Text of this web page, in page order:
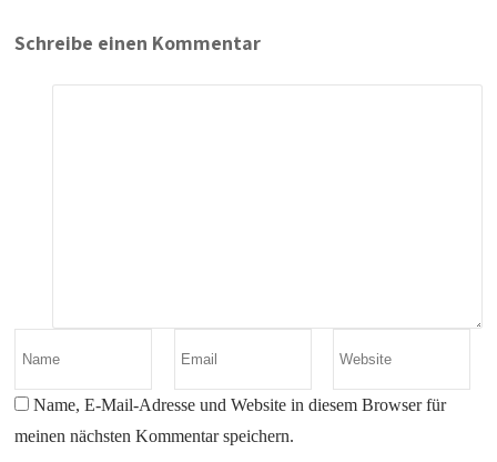
Schreibe einen Kommentar
Name, E-Mail-Adresse und Website in diesem Browser für
meinen nächsten Kommentar speichern.